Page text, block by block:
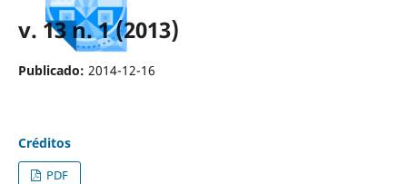
v. 13 n. 1 (2013)
Publicado: 2014-12-16
Créditos
PDF